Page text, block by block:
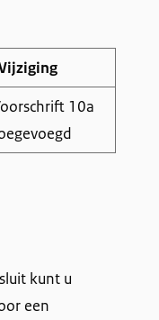
10a
kunt u
een